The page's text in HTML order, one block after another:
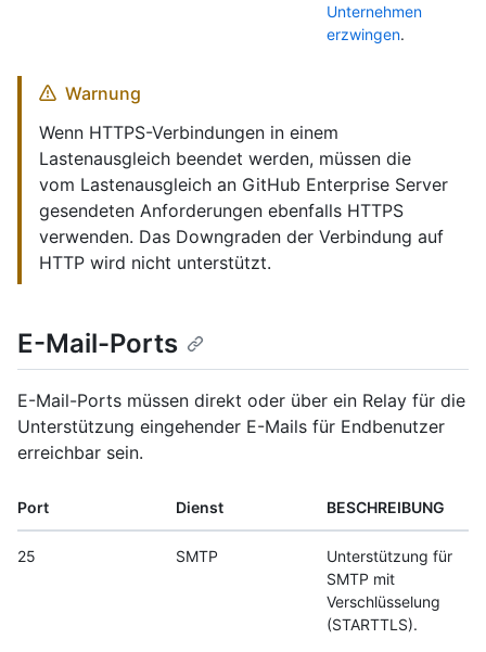
Unternehmen
erzwingen.
Warnung
Wenn HTTPS-Verbindungen in einem
Lastenausgleich beendet werden, müssen die
vom Lastenausgleich an GitHub Enterprise Server
gesendeten Anforderungen ebenfalls HTTPS
verwenden. Das Downgraden der Verbindung auf
HTTP wird nicht unterstützt.
E-Mail-Ports
E-Mail-Ports müssen direkt oder über ein Relay für die
Unterstützung eingehender E-Mails für Endbenutzer
erreichbar sein.
Port Dienst BESCHREIBUNG
25 SMTP
Unterstützung für
SMTP mit
Verschlüsselung
(STARTTLS).